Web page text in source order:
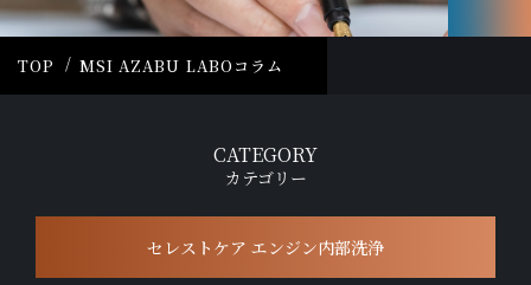
TOP MSI AZABU LABOコラム
CATEGORY
カテゴリー
セレストケア エンジン内部洗浄